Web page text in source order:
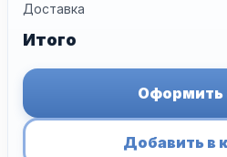
Доставка
Итого
Оформить
Добавить в